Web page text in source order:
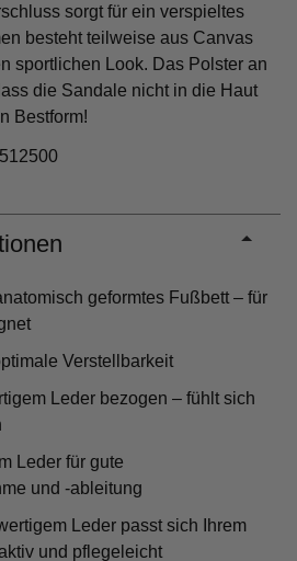
sorgt für ein verspieltes
besteht teilweise aus Canvas
sportlichen Look. Das Polster an
die Sandale nicht in die Haut
Bestform!
geformtes Fußbett – für
Verstellbarkeit
Leder bezogen – fühlt sich
Leder für gute
und -ableitung
Leder passt sich Ihrem
und pflegeleicht